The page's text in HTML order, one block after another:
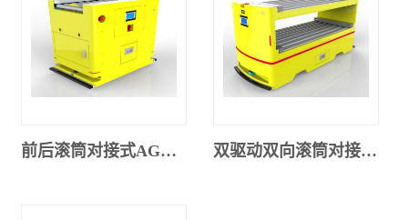
前后滚筒对接式AGV（850SX-001） 双驱动双向滚筒对接式AGV（800SX-001）